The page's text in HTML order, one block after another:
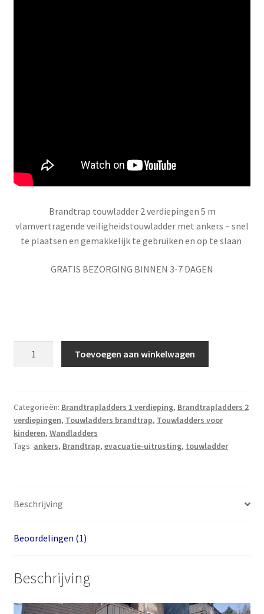
Brandtrap touwladder 2 verdiepingen 5 m
vlamvertragende veiligheidstouwladder met ankers – snel
te plaatsen en gemakkelijk te gebruiken en op te slaan
GRATIS BEZORGING BINNEN 3-7 DAGEN
5
m
met
ankers
Toevoegen aan winkelwagen
Categorieën: Brandtrapladders 1 verdieping, Brandtrapladders 2
verdiepingen, Touwladders brandtrap, Touwladders voor
kinderen, Wandladders
Tags: ankers, Brandtrap, evacuatie-uitrusting, touwladder
Beschrijving
Beoordelingen (1)
Beschrijving